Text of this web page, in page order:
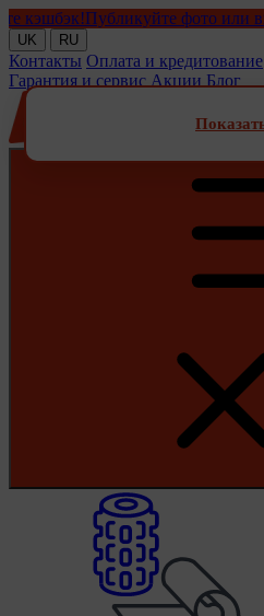
Публикуйте фото или видео
UK RU
Контакты Оплата и кредитование
Гарантия и сервис Акции Блог